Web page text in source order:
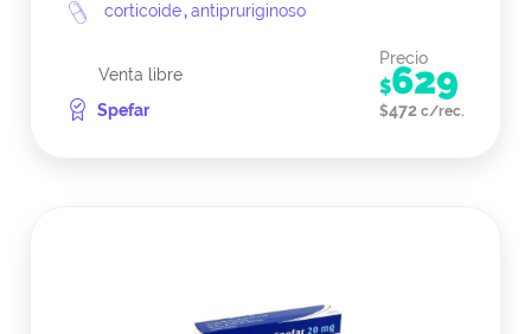
corticoide,antipruriginoso
Venta libre
Spefar
Precio
$629
$472 c/rec.